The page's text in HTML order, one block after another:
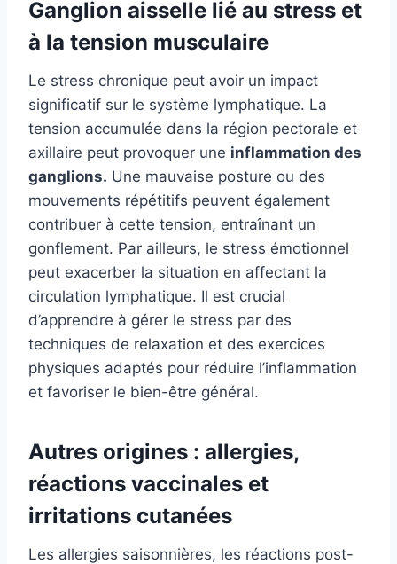
Ganglion aisselle lié au stress et
à la tension musculaire
Le stress chronique peut avoir un impact
significatif sur le système lymphatique. La
tension accumulée dans la région pectorale et
axillaire peut provoquer une inflammation des
ganglions. Une mauvaise posture ou des
mouvements répétitifs peuvent également
contribuer à cette tension, entraînant un
gonflement. Par ailleurs, le stress émotionnel
peut exacerber la situation en affectant la
circulation lymphatique. Il est crucial
d’apprendre à gérer le stress par des
techniques de relaxation et des exercices
physiques adaptés pour réduire l’inflammation
et favoriser le bien-être général.
Autres origines : allergies,
réactions vaccinales et
irritations cutanées
Les allergies saisonnières, les réactions post-